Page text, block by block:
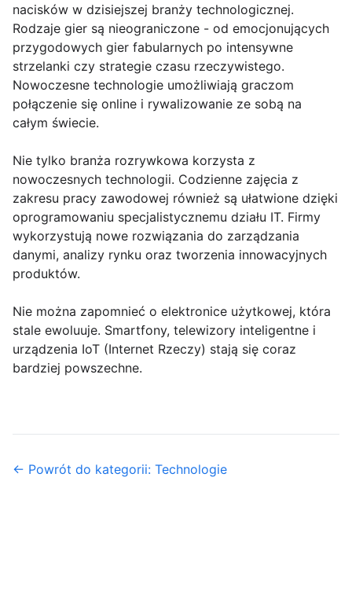
nacisków w dzisiejszej branży technologicznej.
Rodzaje gier są nieograniczone - od emocjonujących
przygodowych gier fabularnych po intensywne
strzelanki czy strategie czasu rzeczywistego.
Nowoczesne technologie umożliwiają graczom
połączenie się online i rywalizowanie ze sobą na
całym świecie.
Nie tylko branża rozrywkowa korzysta z
nowoczesnych technologii. Codzienne zajęcia z
zakresu pracy zawodowej również są ułatwione dzięki
oprogramowaniu specjalistycznemu działu IT. Firmy
wykorzystują nowe rozwiązania do zarządzania
danymi, analizy rynku oraz tworzenia innowacyjnych
produktów.
Nie można zapomnieć o elektronice użytkowej, która
stale ewoluuje. Smartfony, telewizory inteligentne i
urządzenia IoT (Internet Rzeczy) stają się coraz
bardziej powszechne.
← Powrót do kategorii: Technologie